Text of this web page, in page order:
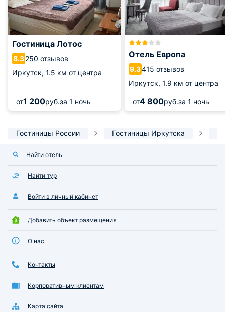
Гостиница Лотос
8.3250 отзывов
Иркутск, 1.5 км от центра
от1 200руб.за 1 ночь
Отель Европа
9.3415 отзывов
Иркутск, 1.9 км от центра
от4 800руб.за 1 ночь
Гостиницы России Гостиницы Иркутска
Найти отель
Найти тур
Войти в личный кабинет
Добавить объект размещения
О нас
Контакты
Корпоративным клиентам
Карта сайта